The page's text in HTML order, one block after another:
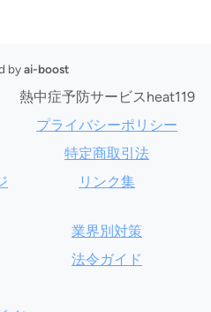
byai-boost
熱中症予防サービスheat119
プライバシーポリシー
特定商取引法
リンク集
業界別対策
法令ガイド